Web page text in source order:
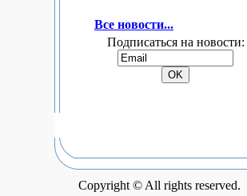
Все новости...
Подписаться на новости:
Copyright © All rights reserved.